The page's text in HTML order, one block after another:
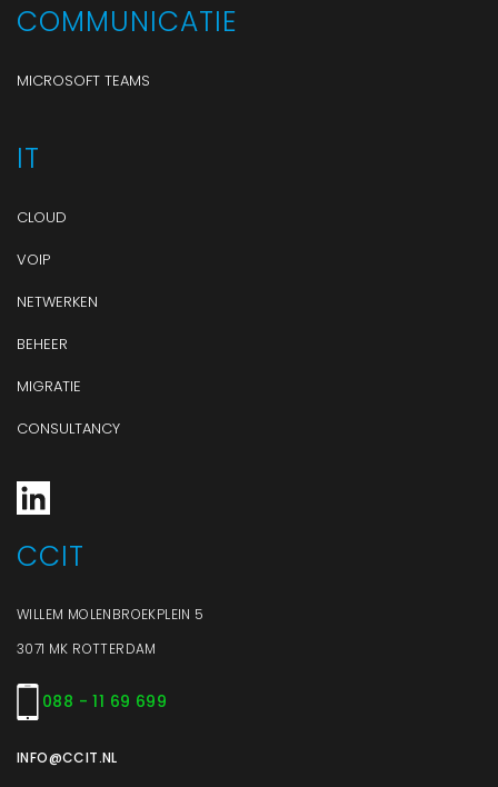
COMMUNICATIE
MICROSOFT TEAMS
IT
CLOUD
VOIP
NETWERKEN
BEHEER
MIGRATIE
CONSULTANCY
CCIT
WILLEM MOLENBROEKPLEIN 5
3071 MK ROTTERDAM
088 - 11 69 699
INFO@CCIT.NL